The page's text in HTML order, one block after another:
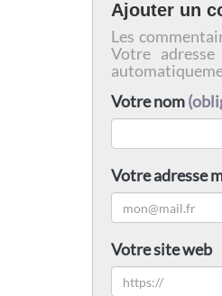
Ajouter un
Les
Votre
Votre nom
Votre adresse
Votre site web